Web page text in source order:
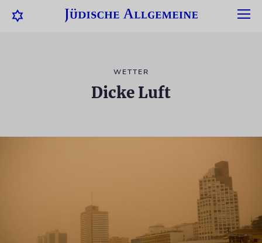
WETTER
Dicke Luft